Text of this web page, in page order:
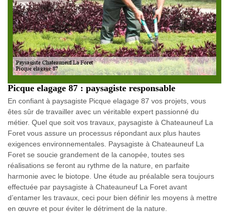
Picque elagage 87 : paysagiste responsable
En confiant à paysagiste Picque elagage 87 vos projets, vous
êtes sûr de travailler avec un véritable expert passionné du
métier. Quel que soit vos travaux, paysagiste à Chateauneuf La
Foret vous assure un processus répondant aux plus hautes
exigences environnementales. Paysagiste à Chateauneuf La
Foret se soucie grandement de la canopée, toutes ses
réalisations se feront au rythme de la nature, en parfaite
harmonie avec le biotope. Une étude au préalable sera toujours
effectuée par paysagiste à Chateauneuf La Foret avant
d’entamer les travaux, ceci pour bien définir les moyens à mettre
en œuvre et pour éviter le détriment de la nature.